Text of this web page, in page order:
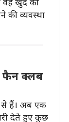
की व्यवस्था
फैन क्लब
से हैं। अब एक
देते हुए कुछ